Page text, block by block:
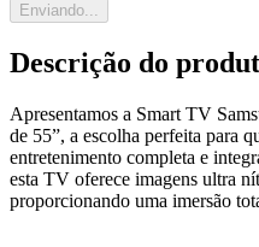
Enviando...
Descrição do
Apresentamos a Smart TV
de 55”, a escolha perfeita para
entretenimento completa e
esta TV oferece imagens ultra
proporcionando uma imersão